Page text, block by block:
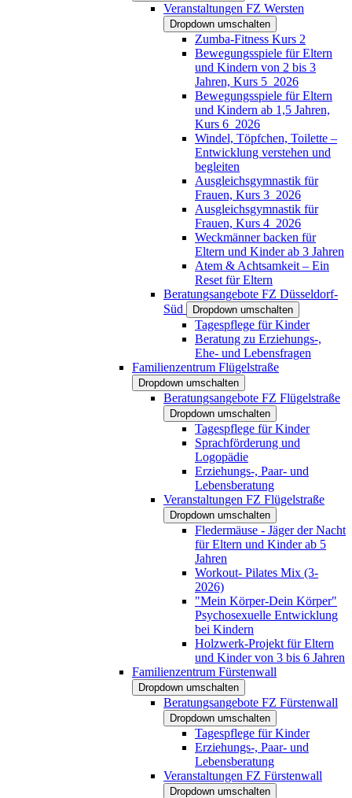
Veranstaltungen FZ Wersten
Dropdown umschalten
Zumba-Fitness Kurs 2
Bewegungsspiele für Eltern
und Kindern von 2 bis 3
Jahren, Kurs 5_2026
Bewegungsspiele für Eltern
und Kindern ab 1,5 Jahren,
Kurs 6_2026
Windel, Töpfchen, Toilette –
Entwicklung verstehen und
begleiten
Ausgleichsgymnastik für
Frauen, Kurs 3_2026
Ausgleichsgymnastik für
Frauen, Kurs 4_2026
Weckmänner backen für
Eltern und Kinder ab 3 Jahren
Atem & Achtsamkeit – Ein
Reset für Eltern
Beratungsangebote FZ Düsseldorf-
Süd
Dropdown umschalten
Tagespflege für Kinder
Beratung zu Erziehungs-,
Ehe- und Lebensfragen
Familienzentrum Flügelstraße
Dropdown umschalten
Beratungsangebote FZ Flügelstraße
Dropdown umschalten
Tagespflege für Kinder
Sprachförderung und
Logopädie
Erziehungs-, Paar- und
Lebensberatung
Veranstaltungen FZ Flügelstraße
Dropdown umschalten
Fledermäuse - Jäger der Nacht
für Eltern und Kinder ab 5
Jahren
Workout- Pilates Mix (3-
2026)
"Mein Körper-Dein Körper"
Psychosexuelle Entwicklung
bei Kindern
Holzwerk-Projekt für Eltern
und Kinder von 3 bis 6 Jahren
Familienzentrum Fürstenwall
Dropdown umschalten
Beratungsangebote FZ Fürstenwall
Dropdown umschalten
Tagespflege für Kinder
Erziehungs-, Paar- und
Lebensberatung
Veranstaltungen FZ Fürstenwall
Dropdown umschalten